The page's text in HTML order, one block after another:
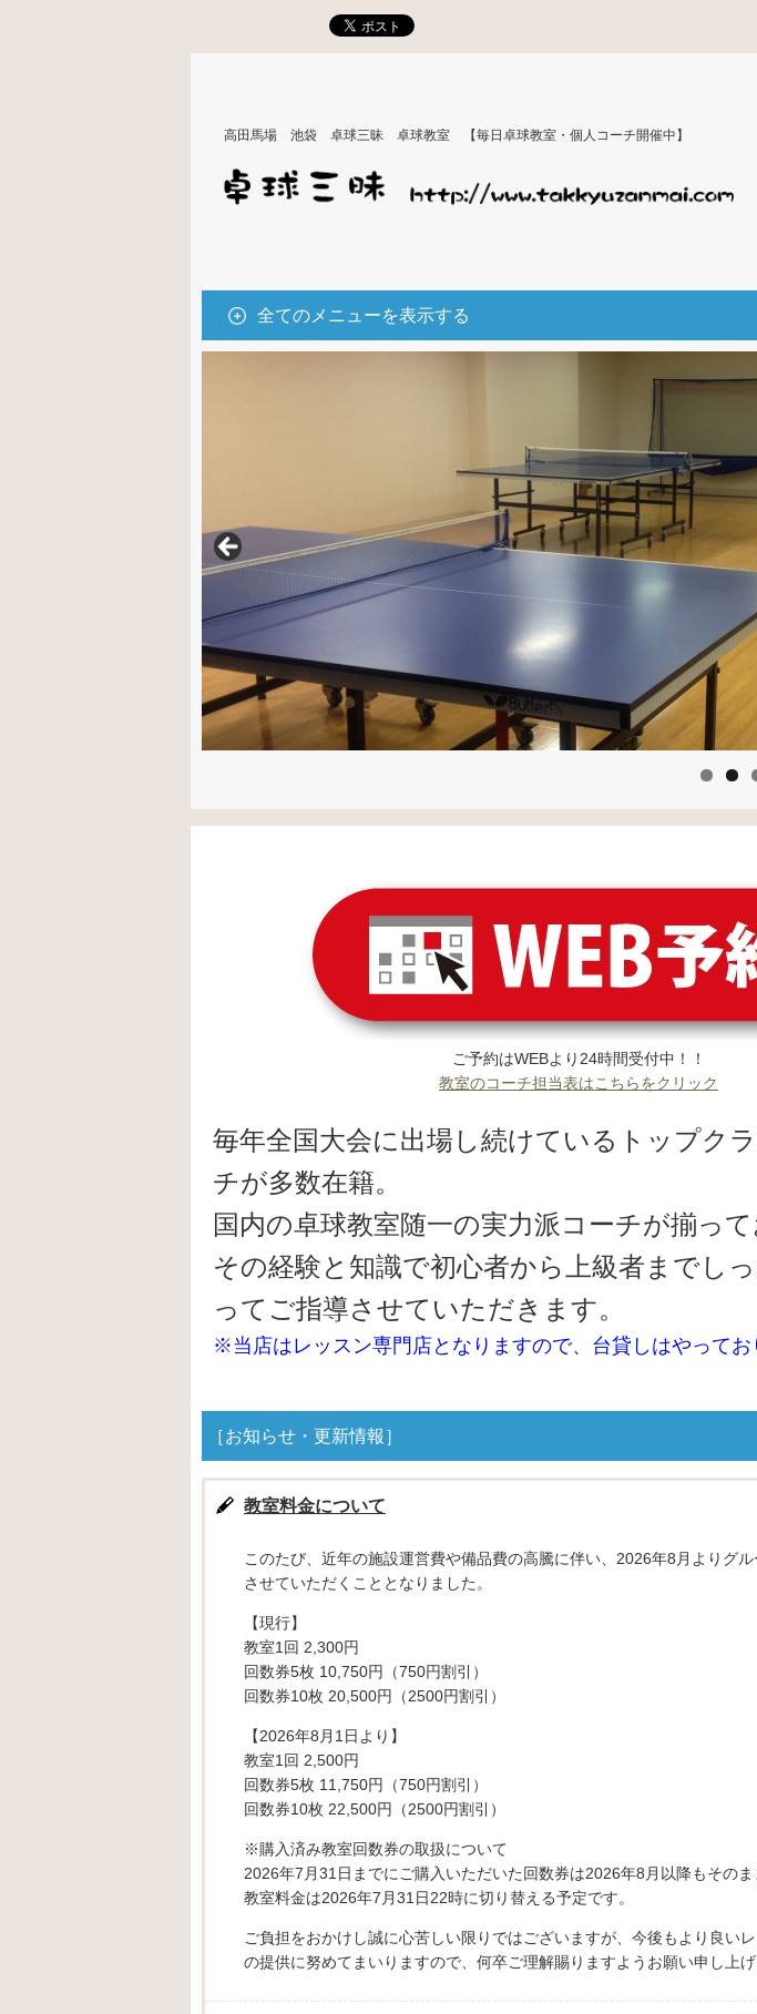
高田馬場 池袋 卓球三昧 卓球教室 【毎日卓球教室・個人コーチ開催中】
全てのメニューを表示する
ご予約はWEBより24時間受付中！！
教室のコーチ担当表はこちらをクリック
毎年全国大会に出場し続けているトップク
チが多数在籍。
国内の卓球教室随一の実力派コーチが揃って
その経験と知識で初心者から上級者までし
ってご指導させていただきます。
※当店はレッスン専門店となりますので、台貸しはやってお
［お知らせ・更新情報］
教室料金について
このたび、近年の施設運営費や備品費の高騰に伴い、2026年8月よりグ
させていただくこととなりました。
【現行】
教室1回 2,300円
回数券5枚 10,750円（750円割引）
回数券10枚 20,500円（2500円割引）
【2026年8月1日より】
教室1回 2,500円
回数券5枚 11,750円（750円割引）
回数券10枚 22,500円（2500円割引）
※購入済み教室回数券の取扱について
2026年7月31日までにご購入いただいた回数券は2026年8月以降もそのま
教室料金は2026年7月31日22時に切り替える予定です。
ご負担をおかけし誠に心苦しい限りではございますが、今後もより良い
の提供に努めてまいりますので、何卒ご理解賜りますようお願い申し上げ